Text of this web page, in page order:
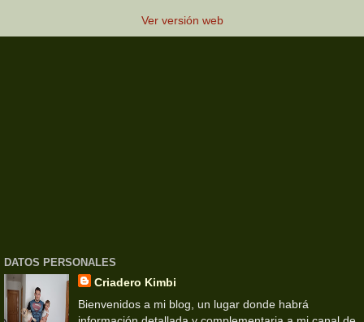
Ver versión web
DATOS PERSONALES
Criadero Kimbi
Bienvenidos a mi blog, un lugar donde habrá